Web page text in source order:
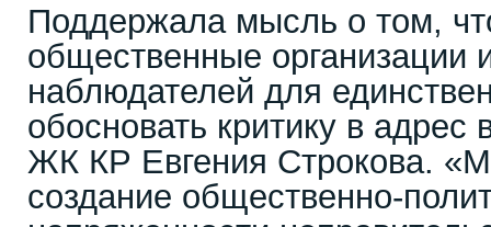
Поддержала мысль о том,
общественные организации
наблюдателей для
обосновать критику в адрес
ЖК КР Евгения Строкова.
создание общественно-